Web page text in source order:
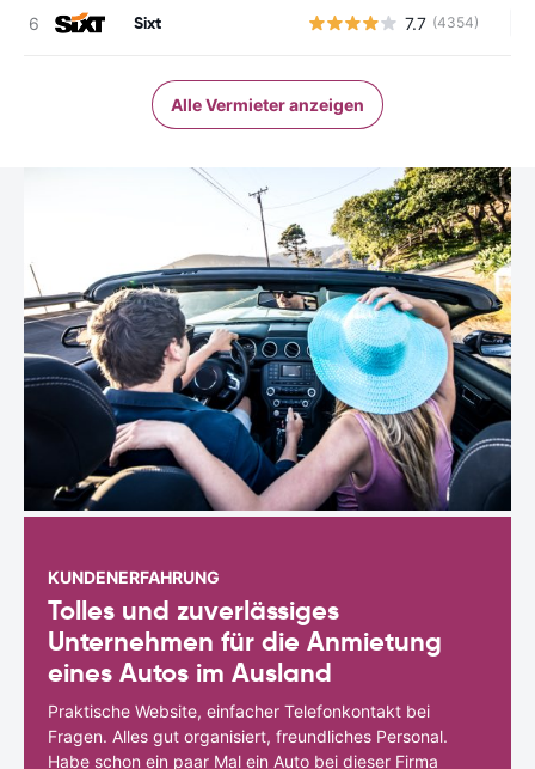
Sixt 7.7 (4354)
Alle Vermieter anzeigen
KUNDENERFAHRUNG
Tolles und zuverlässiges
Unternehmen für die Anmietung
eines Autos im Ausland
Praktische Website, einfacher Telefonkontakt bei
Fragen. Alles gut organisiert, freundliches Personal.
Habe schon ein paar Mal ein Auto bei dieser Firma